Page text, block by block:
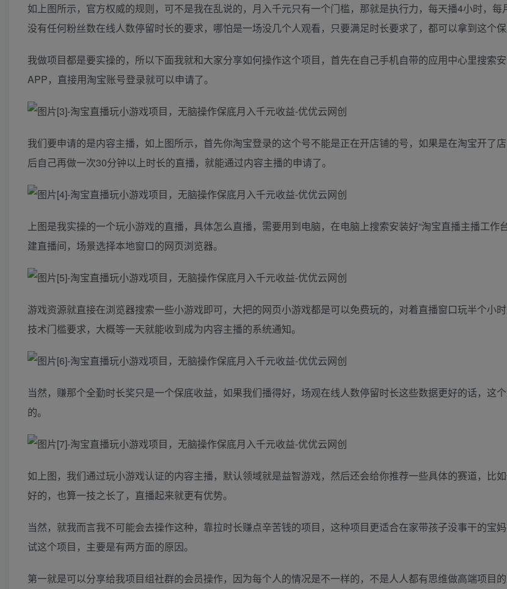
如上图所示，官方权威的规则，可不是我在乱说的，月入千元只有一个门槛，那就是执行力，每天播4小时，每
没有任何粉丝数在线人数停留时长的要求，哪怕是一场没几个人观看，只要满足时长要求了，都可以拿到这个保
我做项目都是要实操的，所以下面我就和大家分享如何操作这个项目，首先在自己手机自带的应用中心里搜索安
APP，直接用淘宝账号登录就可以申请了。
我们要申请的是内容主播，如上图所示，首先你淘宝登录的这个号不能是正在开店铺的号，如果是在淘宝开了
后自己再做一次30分钟以上时长的直播，就能通过内容主播的申请了。
上图是我实操的一个玩小游戏的直播，具体怎么直播，需要用到电脑，在电脑上搜索安装好“淘宝直播主播工作
建直播间，场景选择本地窗口的网页浏览器。
游戏资源就直接在浏览器搜索一些小游戏即可，大把的网页小游戏都是可以免费玩的，对着直播窗口玩半个小
技术门槛要求，大概等一天就能收到成为内容主播的系统通知。
当然，赚那个全勤时长奖只是一个保底收益，如果我们播得好，场观在线人数停留时长这些数据更好的话，这
的。
如上图，我们通过玩小游戏认证的内容主播，默认领域就是益智游戏，然后还会给你推荐一些具体的赛道，比
好的，也算一技之长了，直播起来就更有优势。
当然，就我而言我不可能会去操作这种，靠拉时长赚点辛苦钱的项目，这种项目更适合在家带孩子没事干的宝
试这个项目，主要是有两方面的原因。
第一就是可以分享给我项目组社群的会员操作，因为每个人的情况是不一样的，不是人人都有思维做高端项目